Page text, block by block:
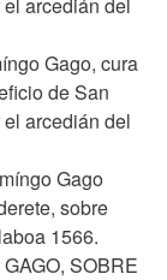
Gago, cura
de San
arcedián del
Gago
sobre
1566.
SOBRE